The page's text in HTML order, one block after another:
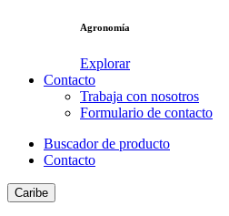
Agronomía
Explorar
Contacto
Trabaja con nosotros
Formulario de contacto
Buscador de producto
Contacto
Caribe